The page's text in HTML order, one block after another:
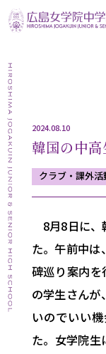
2024.08.10
韓国の中
クラブ・課外活
8月8日に、
た。午前中は
碑巡り案内を
の学生さんが、
いのでいい
た。女学院生